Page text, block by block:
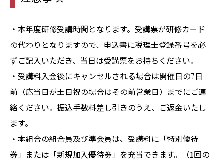
・本年度研修受講時間となります。受講票が研修カード
の代わりとなりますので、申込書に税理士登録番号を必
ずご記入いただき、当日は受講票をお持ちください。
・受講料入金後にキャンセルされる場合は開催日の7日
前（応当日が土日祝の場合はその前営業日）までにご連
絡ください。振込手数料差し引きのうえ、ご返金いたし
ます。
・本組合の組合員及び準会員は、受講料に「特別優待
券」または「新規加入優待券」を充当できます。（1回の